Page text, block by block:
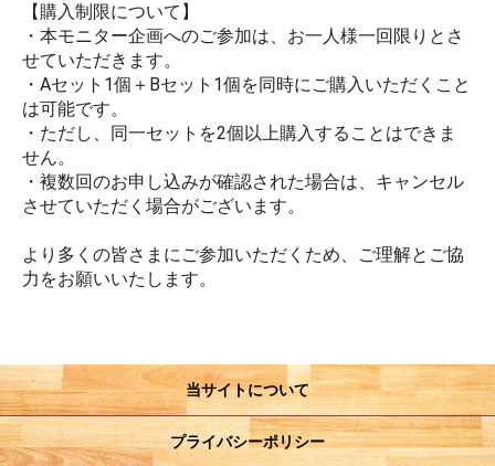
【購入制限について】
・本モニター企画へのご参加は、お一人様一回限りとさ
せていただきます。
・Aセット1個＋Bセット1個を同時にご購入いただくこと
は可能です。
・ただし、同一セットを2個以上購入することはできま
せん。
・複数回のお申し込みが確認された場合は、キャンセル
させていただく場合がございます。
より多くの皆さまにご参加いただくため、ご理解とご協
力をお願いいたします。
当サイトについて
プライバシーポリシー